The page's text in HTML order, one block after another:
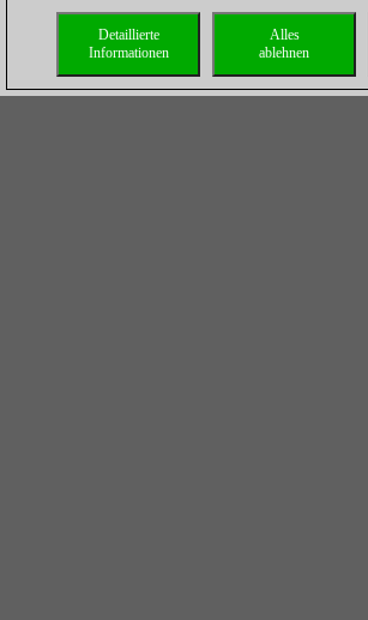
Alles
ablehnen
Detaillierte
Informationen